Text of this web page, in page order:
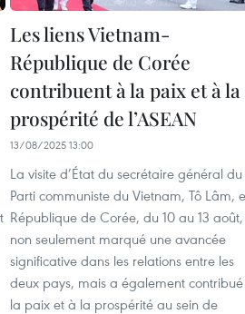
Les liens Vietnam-
République de Corée
contribuent à la paix et à la
prospérité de l’ASEAN
13/08/2025 13:00
La visite d’État du secrétaire général du
Parti communiste du Vietnam, Tô Lâm,
République de Corée, du 10 au 13
non seulement marqué une avancée
significative dans les relations entre les
deux pays, mais a également
la paix et à la prospérité au sein de